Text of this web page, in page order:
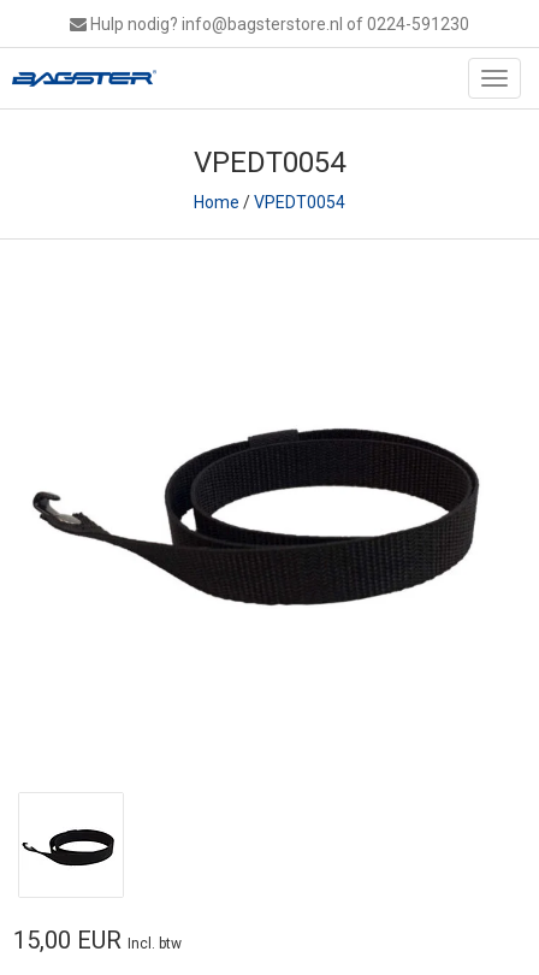
Hulp nodig? info@bagsterstore.nl of 0224-591230
VPEDT0054
Home /VPEDT0054
15,00 EUR Incl. btw